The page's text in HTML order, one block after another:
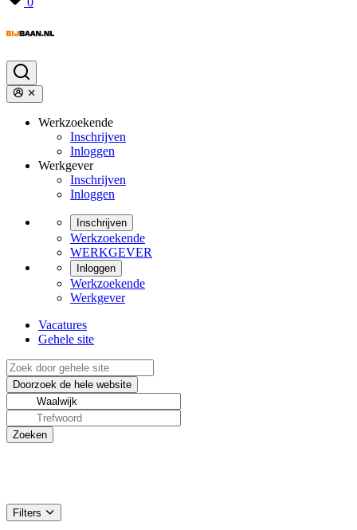
Werkzoekende
Inschrijven
Inloggen
Werkgever
Inschrijven
Inloggen
Inschrijven
Werkzoekende
WERKGEVER
Inloggen
Werkzoekende
Werkgever
Vacatures
Gehele site
Filters